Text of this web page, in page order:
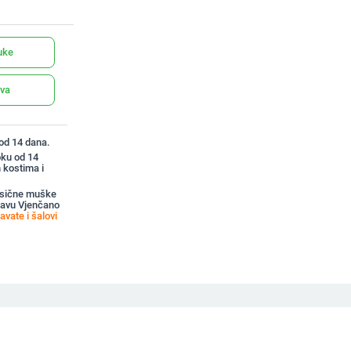
14 dana.
od 14
kostima i
muške
Vjenčano
i šalovi